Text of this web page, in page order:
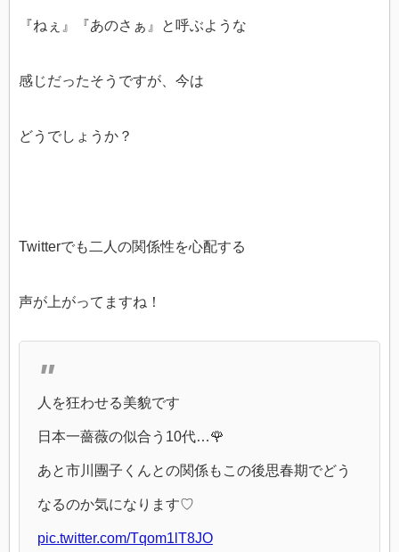
『ねぇ』『あのさぁ』と呼ぶような
感じだったそうですが、今は
どうでしょうか？
Twitterでも二人の関係性を心配する
声が上がってますね！
人を狂わせる美貌です
日本一薔薇の似合う10代…🌹
あと市川團子くんとの関係もこの後思春期でどう
なるのか気になります♡
pic.twitter.com/Tqom1lT8JO